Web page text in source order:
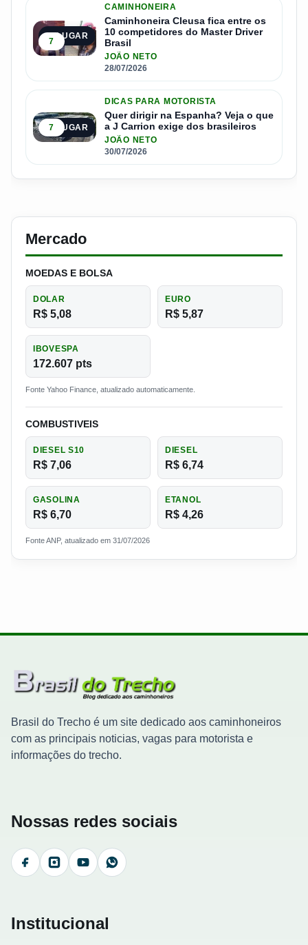
4º LUGAR
7
CAMINHONEIRA
Caminhoneira Cleusa fica entre os
10 competidores do Master Driver
Brasil
JOÃO NETO
28/07/2026
5º LUGAR
7
DICAS PARA MOTORISTA
Quer dirigir na Espanha? Veja o que
a J Carrion exige dos brasileiros
JOÃO NETO
30/07/2026
Mercado
MOEDAS E BOLSA
DOLAR
R$ 5,08
EURO
R$ 5,87
IBOVESPA
172.607 pts
Fonte Yahoo Finance, atualizado automaticamente.
COMBUSTIVEIS
DIESEL S10
R$ 7,06
DIESEL
R$ 6,74
GASOLINA
R$ 6,70
ETANOL
R$ 4,26
Fonte ANP, atualizado em 31/07/2026
Brasil do Trecho é um site dedicado aos caminhoneiros
com as principais noticias, vagas para motorista e
informações do trecho.
Nossas redes sociais
FacebookInstagramYouTubeWhatsApp
Institucional